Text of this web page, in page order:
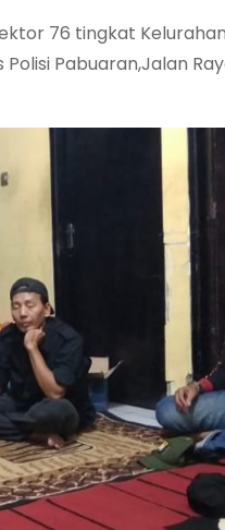
76 tingkat
Pabuaran,Jalan